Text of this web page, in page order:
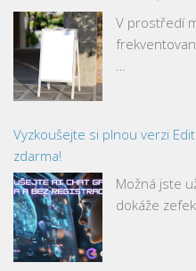
V prostředí
Vyzkoušejte si plnou verzi
zdarma!
Možná jste
dokáže